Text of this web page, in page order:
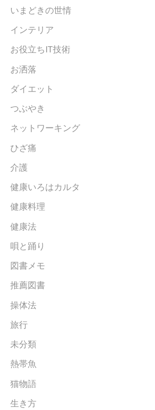
いまどきの世情
インテリア
お役立ちIT技術
お洒落
ダイエット
つぶやき
ネットワーキング
ひざ痛
介護
健康いろはカルタ
健康料理
健康法
唄と踊り
図書メモ
推薦図書
操体法
旅行
未分類
熱帯魚
猫物語
生き方